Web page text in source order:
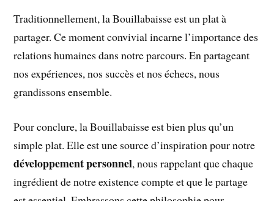
Traditionnellement, la Bouillabaisse est un plat à
partager. Ce moment convivial incarne l’importance des
relations humaines dans notre parcours. En partageant
nos expériences, nos succès et nos échecs, nous
grandissons ensemble.
Pour conclure, la Bouillabaisse est bien plus qu’un
simple plat. Elle est une source d’inspiration pour notre
développement personnel, nous rappelant que chaque
ingrédient de notre existence compte et que le partage